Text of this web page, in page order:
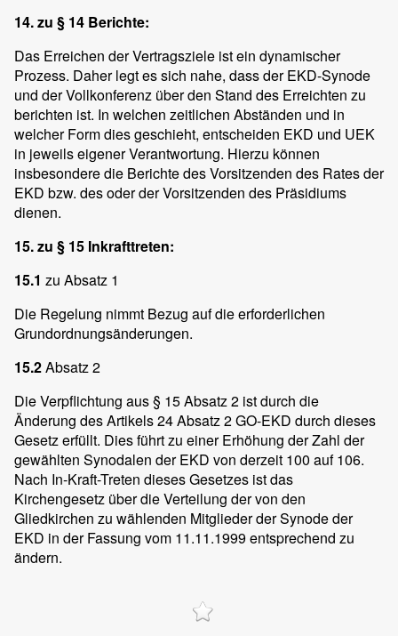
14. zu § 14 Berichte:
Das Erreichen der Vertragsziele ist ein dynamischer
Prozess. Daher legt es sich nahe, dass der EKD-Synode
und der Vollkonferenz über den Stand des Erreichten zu
berichten ist. In welchen zeitlichen Abständen und in
welcher Form dies geschieht, entscheiden EKD und UEK
in jeweils eigener Verantwortung. Hierzu können
insbesondere die Berichte des Vorsitzenden des Rates der
EKD bzw. des oder der Vorsitzenden des Präsidiums
dienen.
15. zu § 15 Inkrafttreten:
15.1 zu Absatz 1
Die Regelung nimmt Bezug auf die erforderlichen
Grundordnungsänderungen.
15.2Absatz 2
Die Verpflichtung aus § 15 Absatz 2 ist durch die
Änderung des Artikels 24 Absatz 2 GO-EKD durch dieses
Gesetz erfüllt. Dies führt zu einer Erhöhung der Zahl der
gewählten Synodalen der EKD von derzeit 100 auf 106.
Nach In-Kraft-Treten dieses Gesetzes ist das
Kirchengesetz über die Verteilung der von den
Gliedkirchen zu wählenden Mitglieder der Synode der
EKD in der Fassung vom 11.11.1999 entsprechend zu
ändern.